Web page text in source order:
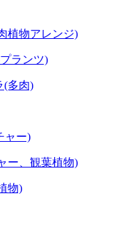
植物アレンジ)
ランツ)
(多肉)
ャー)
ー、観葉植物)
物)